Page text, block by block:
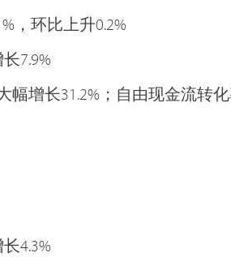
，环比上升0.2%
7.9%
幅增长31.2%；自由现金流转
4.3%